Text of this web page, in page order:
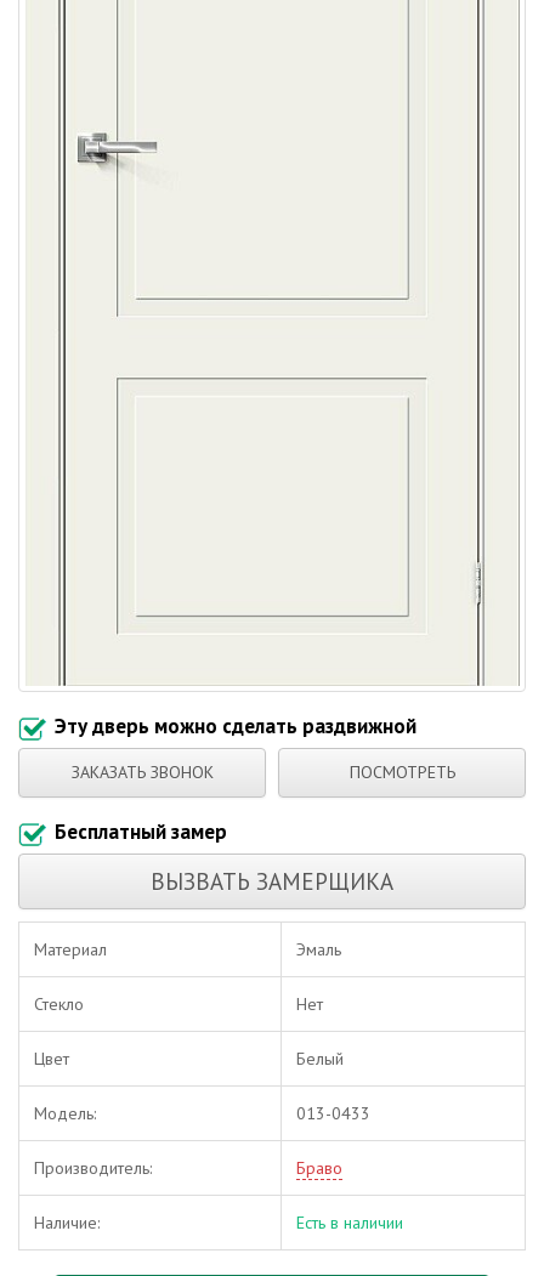
Эту дверь можно сделать раздвижной
ЗАКАЗАТЬ ЗВОНОК ПОСМОТРЕТЬ
Бесплатный замер
ВЫЗВАТЬ ЗАМЕРЩИКА
Материал Эмаль
Стекло Нет
Цвет Белый
Модель: 013-0433
Производитель: Браво
Наличие: Есть в наличии